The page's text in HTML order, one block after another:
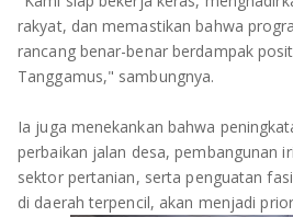
rakyat, dan memastikan bahwa
rancang benar-benar berdampak
Tanggamus," sambungnya.
Ia juga menekankan bahwa
perbaikan jalan desa, pembangunan
sektor pertanian, serta penguatan
di daerah terpencil, akan menjadi